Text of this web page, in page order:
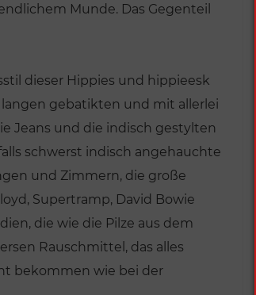
Munde. Das Gegenteil
dieser Hippies und hippieesk
langen gebatikten und mit allerlei
Jeans und die indisch gestylten
schwerst indisch angehauchte
und Zimmern, die große
Supertramp, David Bowie
die wie die Pilze aus dem
Rauschmittel, das alles
bekommen wie bei der